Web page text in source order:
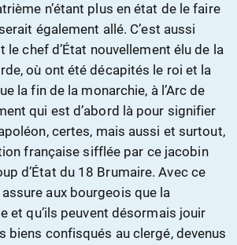
n’étant plus en état de le faire
également allé. C’est aussi
le chef d’État nouvellement élu de la
où ont été décapités le roi et la
la fin de la monarchie, à l’Arc de
qui est d’abord là pour signifier
certes, mais aussi et surtout,
française sifflée par ce jacobin
d’État du 18 Brumaire. Avec ce
aux bourgeois que la
et qu’ils peuvent désormais jouir
biens confisqués au clergé, devenus